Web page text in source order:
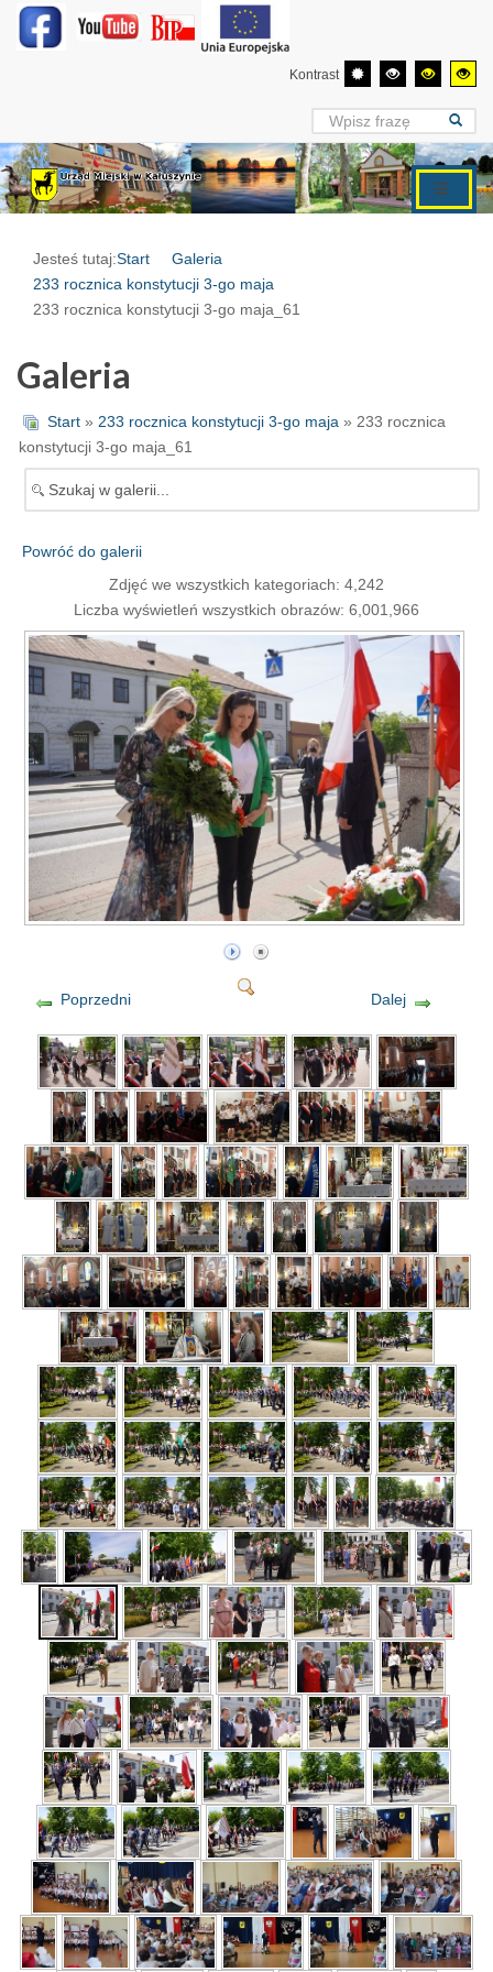
Kontrast
Jesteś tutaj:Start
Galeria
233 rocznica konstytucji 3-go maja
233 rocznica konstytucji 3-go maja_61
Galeria
Start » 233 rocznica konstytucji 3-go maja » 233 rocznica
konstytucji 3-go maja_61
Powróć do galerii
Zdjęć we wszystkich kategoriach: 4,242
Liczba wyświetleń wszystkich obrazów: 6,001,966
Poprzedni Dalej